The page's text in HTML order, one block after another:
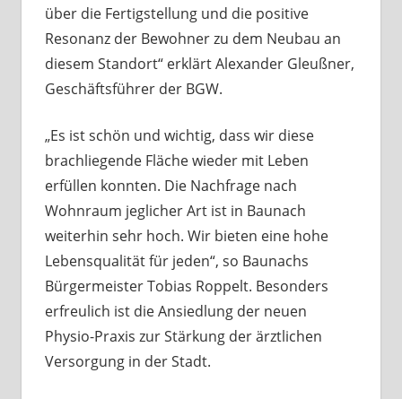
über die Fertigstellung und die positive
Resonanz der Bewohner zu dem Neubau an
diesem Standort“ erklärt Alexander Gleußner,
Geschäftsführer der BGW.
„Es ist schön und wichtig, dass wir diese
brachliegende Fläche wieder mit Leben
erfüllen konnten. Die Nachfrage nach
Wohnraum jeglicher Art ist in Baunach
weiterhin sehr hoch. Wir bieten eine hohe
Lebensqualität für jeden“, so Baunachs
Bürgermeister Tobias Roppelt. Besonders
erfreulich ist die Ansiedlung der neuen
Physio-Praxis zur Stärkung der ärztlichen
Versorgung in der Stadt.